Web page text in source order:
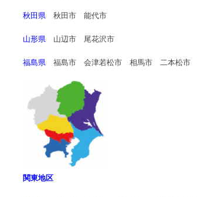
秋田県秋田市 能代市
山形県 山辺市 尾花沢市
福島県 福島市 会津若松市 相馬市 二本松市
関東地区